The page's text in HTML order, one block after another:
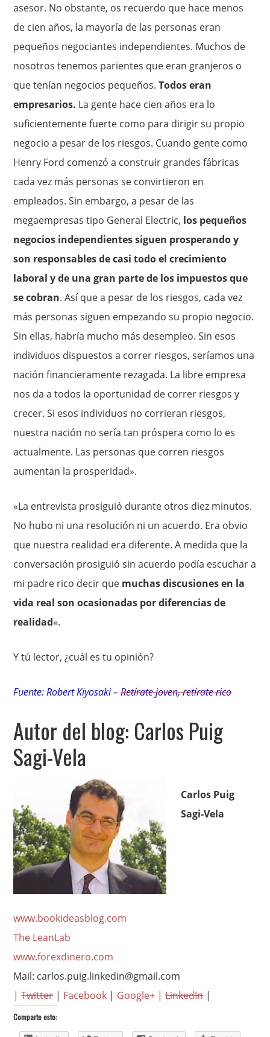
asesor. No obstante, os recuerdo que hace menos
de cien años, la mayoría de las personas eran
pequeños negociantes independientes. Muchos de
nosotros tenemos parientes que eran granjeros o
que tenían negocios pequeños. Todos eran
empresarios. La gente hace cien años era lo
suficientemente fuerte como para dirigir su propio
negocio a pesar de los riesgos. Cuando gente como
Henry Ford comenzó a construir grandes fábricas
cada vez más personas se convirtieron en
empleados. Sin embargo, a pesar de las
megaempresas tipo General Electric, los pequeños
negocios independientes siguen prosperando y
son responsables de casi todo el crecimiento
laboral y de una gran parte de los impuestos que
se cobran. Así que a pesar de los riesgos, cada vez
más personas siguen empezando su propio negocio.
Sin ellas, habría mucho más desempleo. Sin esos
individuos dispuestos a correr riesgos, seríamos una
nación financieramente rezagada. La libre empresa
nos da a todos la oportunidad de correr riesgos y
crecer. Si esos individuos no corrieran riesgos,
nuestra nación no sería tan próspera como lo es
actualmente. Las personas que corren riesgos
aumentan la prosperidad».
«La entrevista prosiguió durante otros diez minutos.
No hubo ni una resolución ni un acuerdo. Era obvio
que nuestra realidad era diferente. A medida que la
conversación prosiguió sin acuerdo podía escuchar a
mi padre rico decir que muchas discusiones en la
vida real son ocasionadas por diferencias de
realidad«.
Y tú lector, ¿cuál es tu opinión?
Fuente:Robert Kiyosaki–Retírate joven, retírate rico
Autor del blog: Carlos Puig
Sagi-Vela
Carlos Puig
Sagi-Vela
www.bookideasblog.com
The LeanLab
www.forexdinero.com
Mail: carlos.puig.linkedin@gmail.com
|Twitter| Facebook | Google+ |LinkedIn|
Comparte esto: